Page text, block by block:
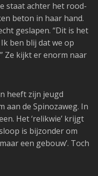
staat achter het rood-
beton in haar hand.
geslapen. “Dit is het
ben blij dat we op
Ze kijkt er enorm naar
heeft zijn jeugd
de Spinozaweg. In
Het ‘relikwie’ krijgt
is bijzonder om
een gebouw’. Toch